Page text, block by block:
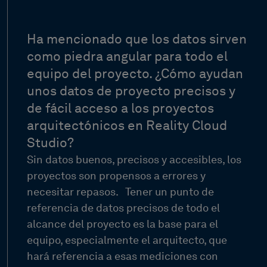
Ha mencionado que los datos sirven
como piedra angular para todo el
equipo del proyecto. ¿Cómo ayudan
unos datos de proyecto precisos y
de fácil acceso a los proyectos
arquitectónicos en Reality Cloud
Studio?
Sin datos buenos, precisos y accesibles, los
proyectos son propensos a errores y
necesitar repasos.
Tener un punto de
referencia de datos precisos de todo el
alcance del proyecto es la base para el
equipo, especialmente el arquitecto, que
hará referencia a esas mediciones con